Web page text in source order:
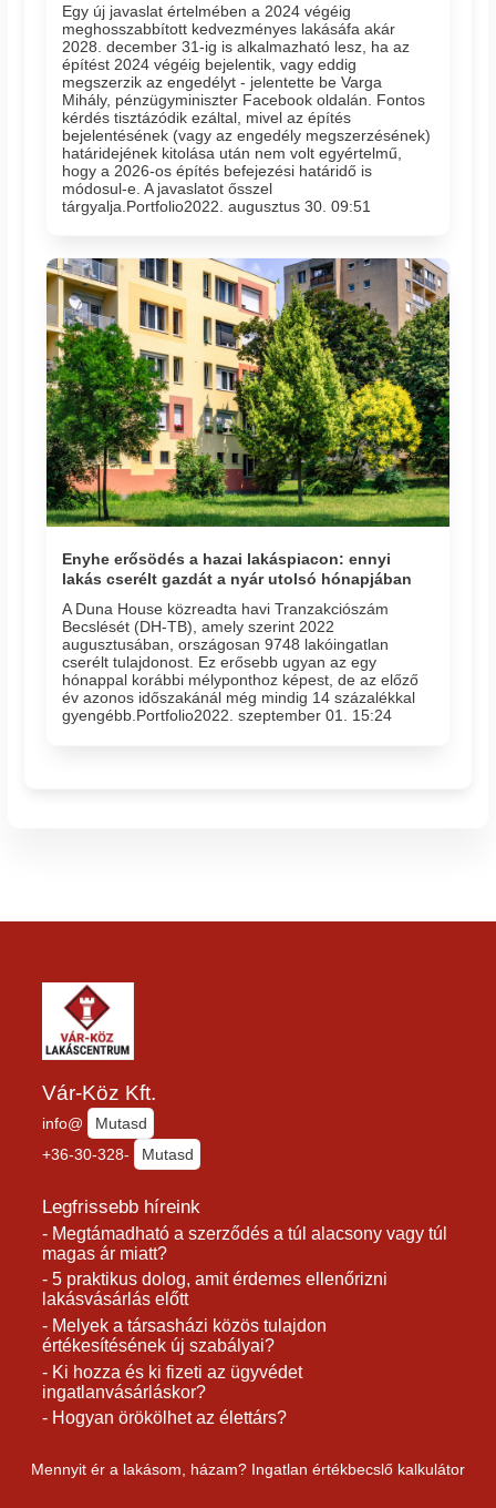
Egy új javaslat értelmében a 2024 végéig
meghosszabbított kedvezményes lakásáfa akár
2028. december 31-ig is alkalmazható lesz, ha az
építést 2024 végéig bejelentik, vagy eddig
megszerzik az engedélyt - jelentette be Varga
Mihály, pénzügyminiszter Facebook oldalán. Fontos
kérdés tisztázódik ezáltal, mivel az építés
bejelentésének (vagy az engedély megszerzésének)
határidejének kitolása után nem volt egyértelmű,
hogy a 2026-os építés befejezési határidő is
módosul-e. A javaslatot ősszel
tárgyalja.Portfolio2022. augusztus 30. 09:51
Enyhe erősödés a hazai lakáspiacon: ennyi
lakás cserélt gazdát a nyár utolsó hónapjában
A Duna House közreadta havi Tranzakciószám
Becslését (DH-TB), amely szerint 2022
augusztusában, országosan 9748 lakóingatlan
cserélt tulajdonost. Ez erősebb ugyan az egy
hónappal korábbi mélyponthoz képest, de az előző
év azonos időszakánál még mindig 14 százalékkal
gyengébb.Portfolio2022. szeptember 01. 15:24
Vár-Köz Kft.
info@
Mutasd
+36-30-328-
Mutasd
Legfrissebb híreink
- Megtámadható a szerződés a túl alacsony vagy túl
magas ár miatt?
- 5 praktikus dolog, amit érdemes ellenőrizni
lakásvásárlás előtt
- Melyek a társasházi közös tulajdon
értékesítésének új szabályai?
- Ki hozza és ki fizeti az ügyvédet
ingatlanvásárláskor?
- Hogyan örökölhet az élettárs?
Mennyit ér a lakásom, házam? Ingatlan értékbecslő kalkulátor